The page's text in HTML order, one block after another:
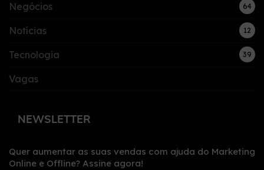
Negócios 64
Notícias 12
Tecnologia 39
Vagas
NEWSLETTER
Quer aumentar as suas vendas com ajuda do Marketing
Online e Offline? Assine agora!